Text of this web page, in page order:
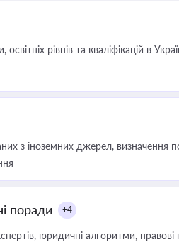
рівнів та кваліфікацій в
з іноземних джерел, визначення
поради +4
юридичні алгоритми, правові